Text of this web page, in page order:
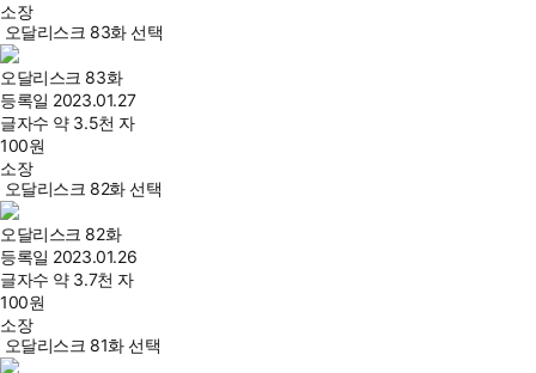
소장
오달리스크 83화 선택
오달리스크 83화
등록일 2023.01.27
글자수 약 3.5천 자
100원
소장
오달리스크 82화 선택
오달리스크 82화
등록일 2023.01.26
글자수 약 3.7천 자
100원
소장
오달리스크 81화 선택